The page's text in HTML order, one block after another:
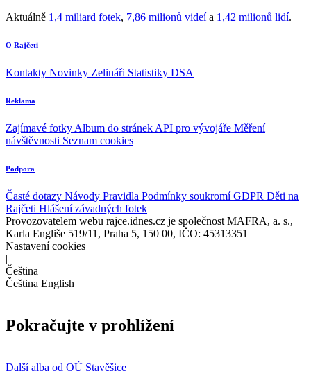
Aktuálně 1,4 miliard fotek, 7,86 milionů videía 1,42 milionů lidí.
O Rajčeti
Kontakty Novinky Zelináři Statistiky DSA
Reklama
Zajímavé fotky Album do stránek API pro vývojáře Měření
návštěvnosti Seznam cookies
Podpora
Časté dotazy Návody Pravidla Podmínky soukromíGDPR Děti na
Rajčeti Hlášení závadných fotek
Provozovatelem webu rajce.idnes.cz je společnost MAFRA, a. s.,
Karla Engliše 519/11, Praha 5, 150 00, IČO: 45313351
Nastavení cookies
|
Čeština
Čeština English
Pokračujte v prohlížení
Další alba od OÚ Stavěšice